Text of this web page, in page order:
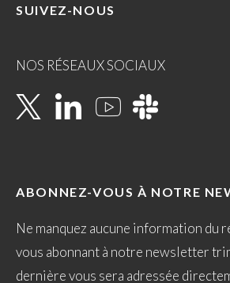
SUIVEZ-NOUS
NOS RÉSEAUX SOCIAUX
ABONNEZ-VOUS À NOTRE
Ne manquez aucune information du
vous abonnant à notre newsletter
dernière vous sera adressée